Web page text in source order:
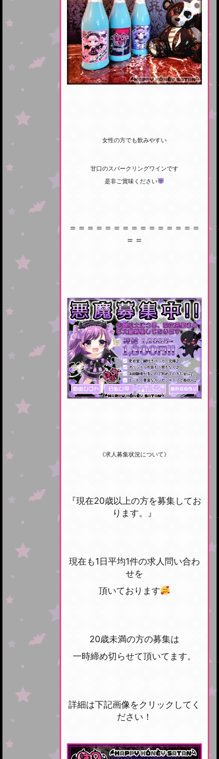
女性の方でも飲みやすい
甘口のスパークリングワインです
是非ご賞味ください
＝＝＝＝＝＝＝＝＝＝＝＝＝＝＝
＝＝
《求人募集状況について》
『現在20歳以上の方を募集してお
ります。』
現在も1日平均1件の求人問い合わ
せを
頂いております
20歳未満の方の募集は
一時締め切らせて頂いてます。
詳細は下記画像をクリックしてく
ださい！